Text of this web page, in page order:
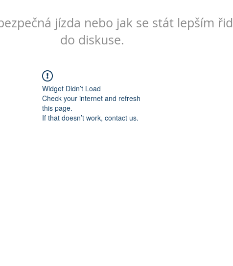
jízda nebo jak se stát lepším
do diskuse.
Widget Didn’t Load
Check your internet and refresh
this page.
If that doesn’t work, contact us.